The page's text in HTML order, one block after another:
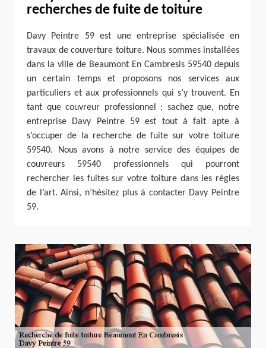
recherches de fuite de toiture
Davy Peintre 59 est une entreprise spécialisée en
travaux de couverture toiture. Nous sommes installées
dans la ville de Beaumont En Cambresis 59540 depuis
un certain temps et proposons nos services aux
particuliers et aux professionnels qui s’y trouvent. En
tant que couvreur professionnel ; sachez que, notre
entreprise Davy Peintre 59 est tout à fait apte à
s’occuper de la recherche de fuite sur votre toiture
59540. Nous avons à notre service des équipes de
couvreurs 59540 professionnels qui pourront
rechercher les fuites sur votre toiture dans les règles
de l’art. Ainsi, n’hésitez plus à contacter Davy Peintre
59.